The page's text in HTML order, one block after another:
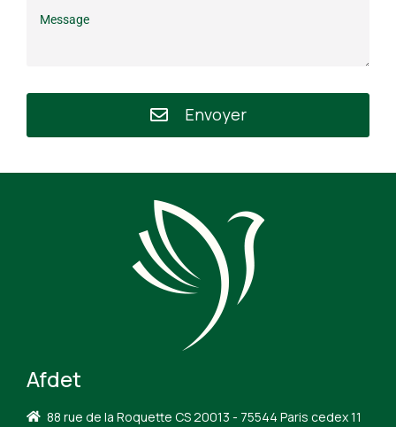
Envoyer
Afdet
88 rue de la Roquette CS 20013 - 75544 Paris cedex 11